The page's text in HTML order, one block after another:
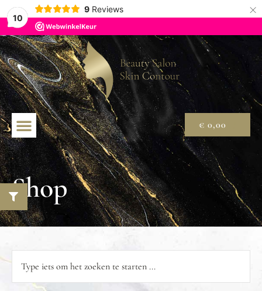
10
9 Reviews ×
€ 0,00
Shop